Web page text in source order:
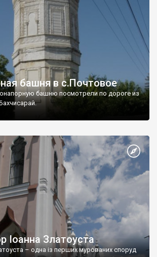
башня в с.Почтовое
башню посмотрели по дороге из
Іоанна Златоуста
– одна із перших мурованих споруд